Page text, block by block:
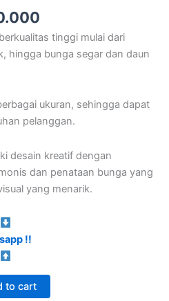
tinggi mulai dari
hingga bunga segar dan daun
ukuran, sehingga dapat
pelanggan.
desain kreatif dengan
dan penataan bunga yang
yang menarik.
!!
to cart